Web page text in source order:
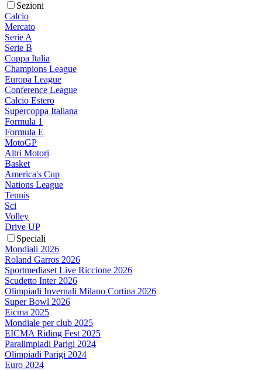
Sezioni
Calcio
Mercato
Serie A
Serie B
Coppa Italia
Champions League
Europa League
Conference League
Calcio Estero
Supercoppa Italiana
Formula 1
Formula E
MotoGP
Altri Motori
Basket
America's Cup
Nations League
Tennis
Sci
Volley
Drive UP
Speciali
Mondiali 2026
Roland Garros 2026
Sportmediaset Live Riccione 2026
Scudetto Inter 2026
Olimpiadi Invernali Milano Cortina 2026
Super Bowl 2026
Eicma 2025
Mondiale per club 2025
EICMA Riding Fest 2025
Paralimpiadi Parigi 2024
Olimpiadi Parigi 2024
Euro 2024